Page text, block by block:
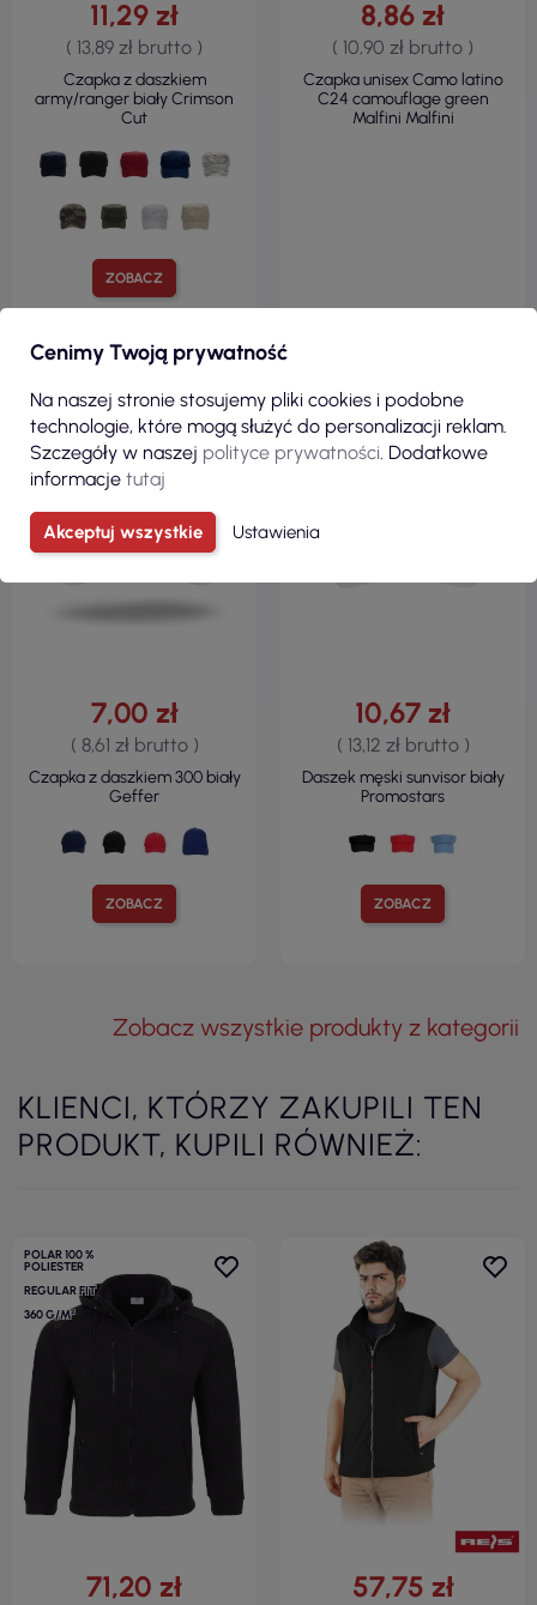
ZOBACZ
11,29 zł
( 13,89 zł brutto )
Czapka z daszkiem
army/ranger biały Crimson
Cut
8,86 zł
( 10,90 zł brutto )
Czapka unisex Camo latino
C24 camouflage green
Malfini Malfini
ZOBACZ
7,00 zł
( 8,61 zł brutto )
Czapka z daszkiem 300 biały
Geffer
ZOBACZ
10,67 zł
( 13,12 zł brutto )
Daszek męski sunvisor biały
Promostars
Zobacz wszystkie produkty z kategorii
KLIENCI, KTÓRZY ZAKUPILI TEN
PRODUKT, KUPILI RÓWNIEŻ:
POLAR 100 %
POLIESTER
REGULAR FIT
360 G/M²
71,20 zł 57,75 zł
Cenimy Twoją prywatność
Na naszej stronie stosujemy pliki cookies i podobne
technologie, które mogą służyć do personalizacji reklam.
Szczegóły w naszej polityce prywatności . Dodatkowe
informacje tutaj
Akceptuj wszystkie Ustawienia